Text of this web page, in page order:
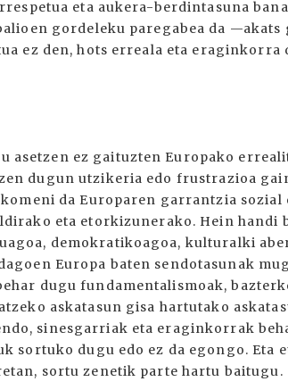
eta aukera-berdintasuna
gordeleku paregabea da —akats
ez den, hots erreala eta eraginkorra
asetzen ez gaituzten Europako
dugun utzikeria edo frustrazioa
da Europaren garrantzia sozial
eta etorkizunerako. Hein handi
demokratikoagoa, kulturalki
Europa baten sendotasunak
dugu fundamentalismoak,
askatasun gisa hartutako
sinesgarriak eta eraginkorrak
sortuko dugu edo ez da egongo. Eta
sortu zenetik parte hartu baitugu.